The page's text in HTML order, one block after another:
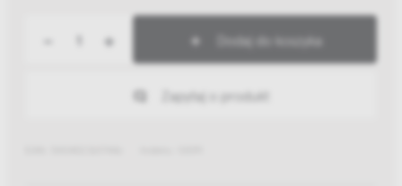
+ Dodaj do koszyka
Zapytaj o produkt